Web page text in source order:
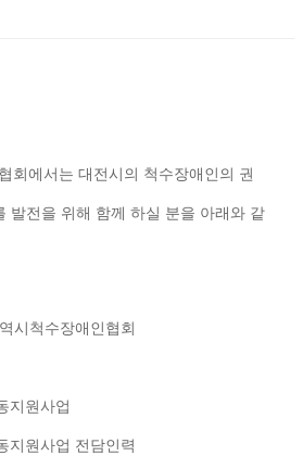
회에서는 대전시의 척수장애인의 권
발전을 위해 함께 하실 분을 아래와 같
시척수장애인협회
지원사업
지원사업 전담인력